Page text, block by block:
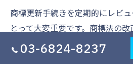
商標更新手続きを定期的にレビュ
とって大変重要です。商標法の
対応するためには、手続きの見
方針を維持する必要があります
03-6824-8237